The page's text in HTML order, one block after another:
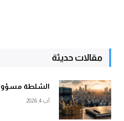
مقالات حديثة
السّلطة
آب 4, 2026